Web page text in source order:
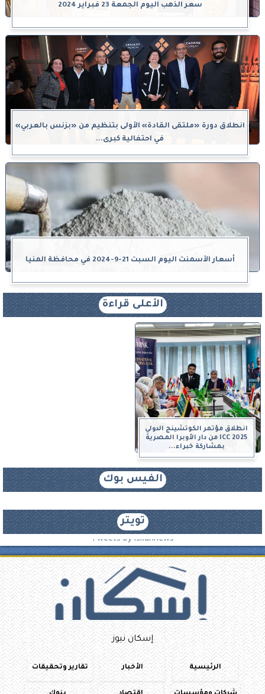
سعر الذهب اليوم الجمعة 23 فبراير 2024
انطلاق دورة «ملتقى القادة» الأولى بتنظيم من «بزنس بالعربي»
في احتفالية كبرى...
أسعار الأسمنت اليوم السبت 21-9-2024 في محافظة المنيا
الأعلى قراءة
انطلاق مؤتمر الكوتشينج الدولي
ICC 2025 من دار الأوبرا المصرية
بمشاركة خبراء...
الفيس بوك
تويتر
Tweets by iskannews
إسكان نيوز
الرئيسية الأخبار تقارير وتحقيقات